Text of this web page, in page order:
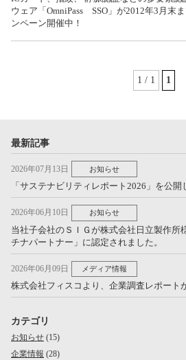
ウェア「OmniPass SSO」が2012年3月末
ンペーン開催中！
1 / 1 1
最新記事
2026年07月13日 お知らせ
「サステナビリティレポート2026」を公開
2026年06月10日 お知らせ
当社子会社のＳＩＧが株式会社日立製作所
チナパートナー」に認定されました。
2026年06月09日 メディア情報
株式会社フィスコより、企業調査レポート
カテゴリ
お知らせ (15)
企業情報 (28)